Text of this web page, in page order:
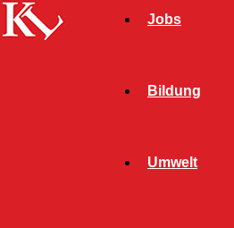
Jobs
Bildung
Umwelt